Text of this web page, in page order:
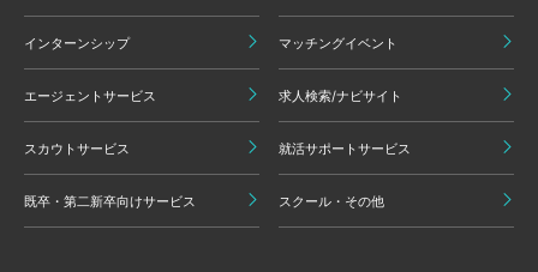
インターンシップ マッチングイベント
エージェントサービス 求人検索/ナビサイト
スカウトサービス 就活サポートサービス
既卒・第二新卒向けサービス スクール・その他